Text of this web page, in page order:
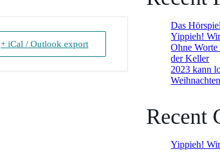
+ iCal / Outlook export
Das
Yippieh!
Ohne
der Keller
2023 kann
Recent
Yippieh!